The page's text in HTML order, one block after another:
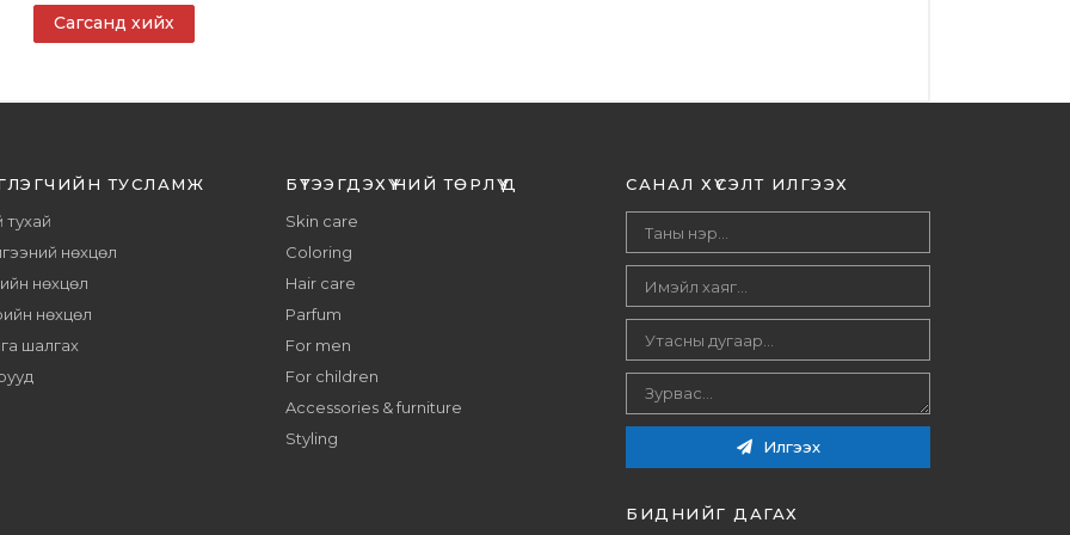
Сагсанд хийх
ТУСЛАМЖ
тухай
нөхцөл
нөхцөл
нөхцөл
шалгах
БҮТЭЭГДЭХҮҮНИЙ ТӨРЛҮҮД
Skin care
Coloring
Hair care
Parfum
For men
For children
Accessories & furniture
Styling
САНАЛ ХҮСЭЛТ ИЛГЭЭХ
Илгээх
БИДНИЙГ ДАГАХ